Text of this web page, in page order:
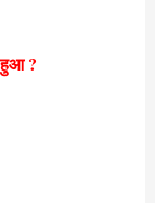
हुआ ?